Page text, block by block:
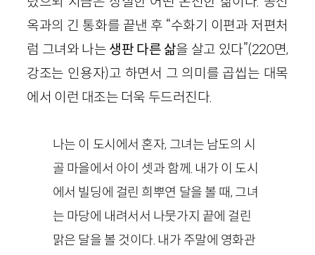
옥과의 긴 통화를 끝낸 후 “수화기 이편과 저편처
럼 그녀와 나는 생판 다른 삶을 살고 있다”(220면,
강조는 인용자)고 하면서 그 의미를 곱씹는 대목
에서 이런 대조는 더욱 두드러진다.
나는 이 도시에서 혼자, 그녀는 남도의 시
골 마을에서 아이 셋과 함께. 내가 이 도시
에서 빌딩에 걸린 희뿌연 달을 볼 때, 그녀
는 마당에 내려서서 나뭇가지 끝에 걸린
맑은 달을 볼 것이다. 내가 주말에 영화관